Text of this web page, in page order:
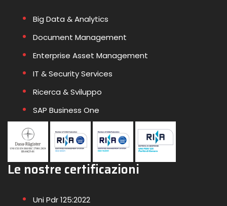
Big Data & Analytics
Document Management
Enterprise Asset Management
IT & Security Services
Ricerca & Sviluppo
SAP Business One
Le nostre certificazioni
Uni Pdr 125:2022